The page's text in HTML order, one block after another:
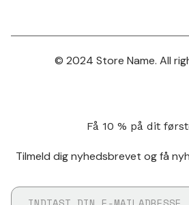
© 2024 Store Name. All
Få 10 % på dit
Tilmeld dig nyhedsbrevet og få